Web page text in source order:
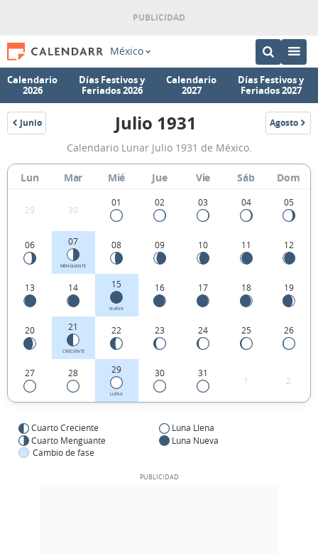
México
Calendario
2026
Días Festivos y
Feriados 2026
Calendario
2027
Días Festivos y
Feriados 2027
Junio
1931
Calendario
Lunar
Julio
1931
de
México.
Julio 1931 Agosto
1931
Calendario Lunar Julio 1931 de México.
Lun Mar Mié Jue Vie Sáb Dom
29 30
01 02 03 04 05
06 07
MENGUANTE
08 09 10 11 12
13 14 15
NUEVA
16 17 18 19
20 21
CRECIENTE
22 23 24 25 26
27 28 29
LLENA
30 31
1 2
Cuarto Creciente
Luna Llena
Cuarto Menguante
Luna Nueva
Cambio de fase